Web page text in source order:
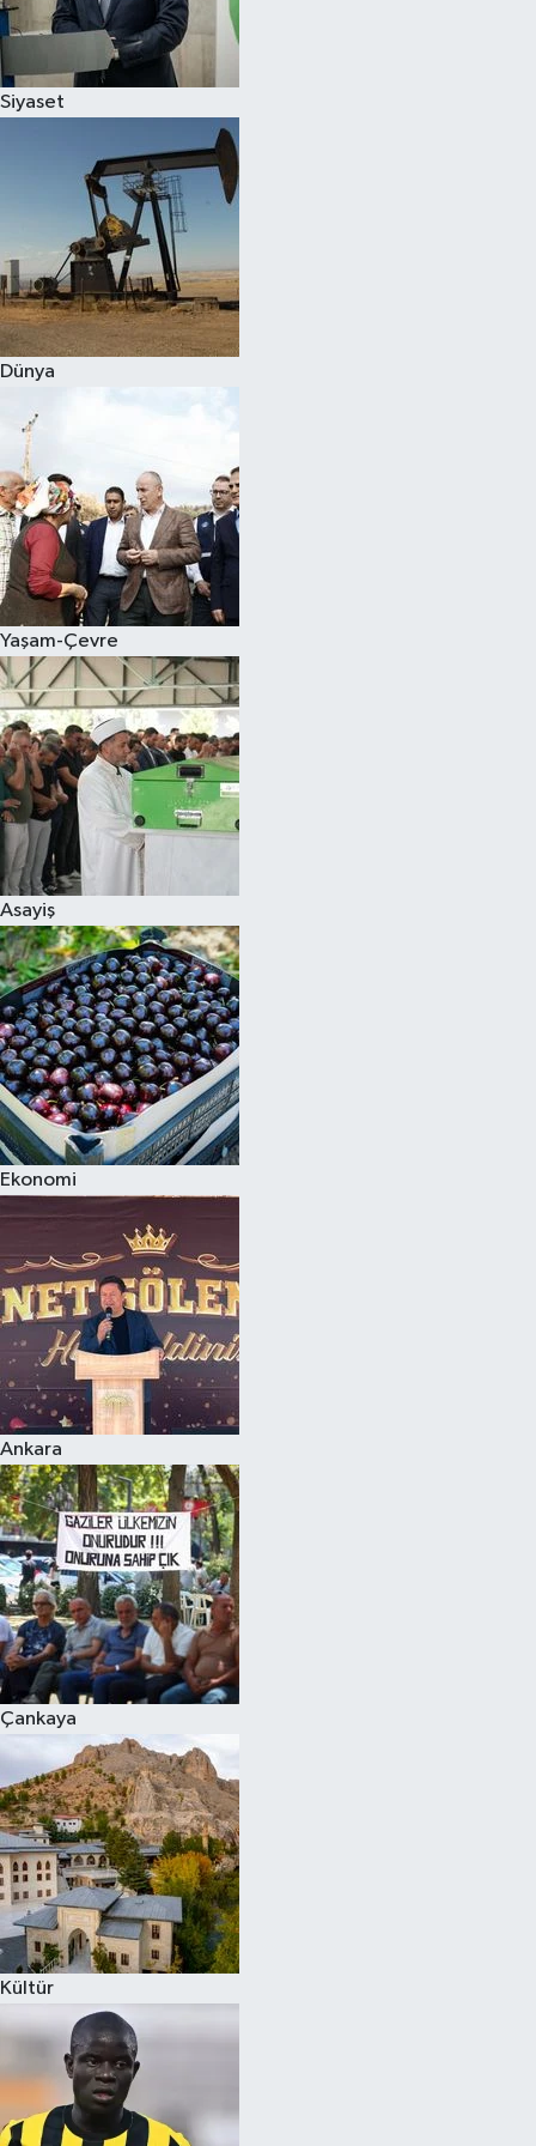
Siyaset
Dünya
Yaşam-Çevre
Asayiş
Ekonomi
Ankara
Çankaya
Kültür
Spor
Çocuk
Eğitim
Hava Durumu
Kadın
Kültür Sanat
Sağlık
Siyaset
Teknoloji
Televizyon
Yaşam-Çevre